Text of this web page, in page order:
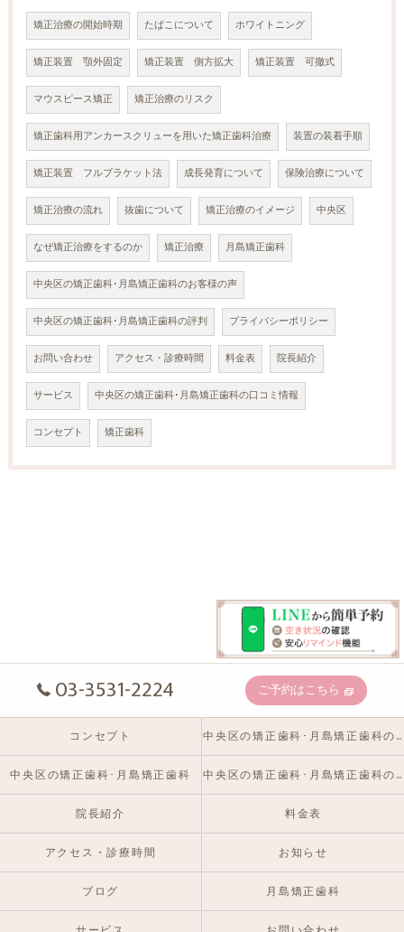
矯正治療の開始時期 たばこについて ホワイトニング
矯正装置 顎外固定 矯正装置 側方拡大 矯正装置 可撤式
マウスピース矯正 矯正治療のリスク
矯正歯科用アンカースクリューを用いた矯正歯科治療 装置の装着手順
矯正装置 フルブラケット法 成長発育について 保険治療について
矯正治療の流れ 抜歯について 矯正治療のイメージ 中央区
なぜ矯正治療をするのか 矯正治療 月島矯正歯科
中央区の矯正歯科･月島矯正歯科のお客様の声
中央区の矯正歯科･月島矯正歯科の評判 プライバシーポリシー
お問い合わせ アクセス・診療時間 料金表 院長紹介
サービス 中央区の矯正歯科･月島矯正歯科の口コミ情報
コンセプト 矯正歯科
03-3531-2224 ご予約はこちら
コンセプト 中央区の矯正歯科･月島矯正歯科の口コミ情報
中央区の矯正歯科･月島矯正歯科 中央区の矯正歯科･月島矯正歯科のお客様の声
院長紹介 料金表
アクセス・診療時間 お知らせ
ブログ 月島矯正歯科